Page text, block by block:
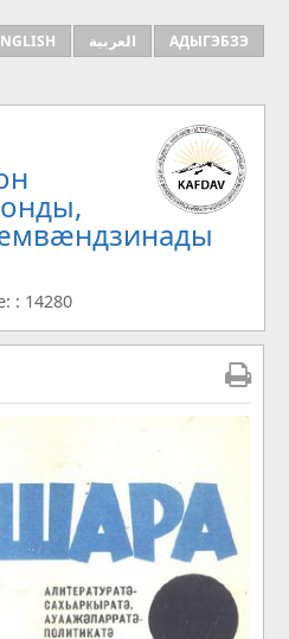
العربية
АДЫГЭБЗЭ
: 14280